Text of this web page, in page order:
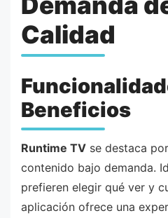
Calidad
Beneficios
Runtime TV se destaca
contenido bajo demanda.
prefieren elegir qué ver y
aplicación ofrece una